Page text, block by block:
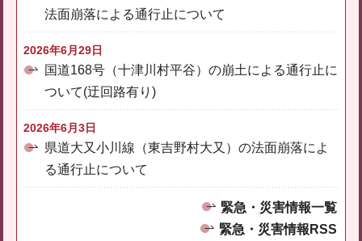
法面崩落による通行止について
2026年6月29日
国道168号（十津川村平谷）の崩土による通行止に
ついて(迂回路有り)
2026年6月3日
県道大又小川線（東吉野村大又）の法面崩落によ
る通行止について
緊急・災害情報一覧
緊急・災害情報RSS